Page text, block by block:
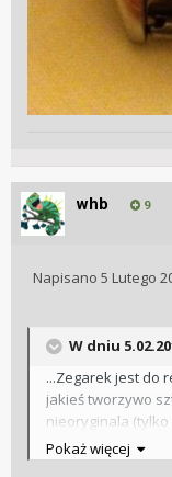
whb 9
Napisano 5 Lutego
W dniu
...Zegarek jest do
jakieś tworzywo
nieoryginala
mechanizm.
Warszawie.
Pokaż więcej